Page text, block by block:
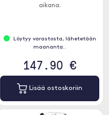
aikana.
Löytyy varastosta, lähetetään
maananta..
147.90 €
Lisää ostoskoriin